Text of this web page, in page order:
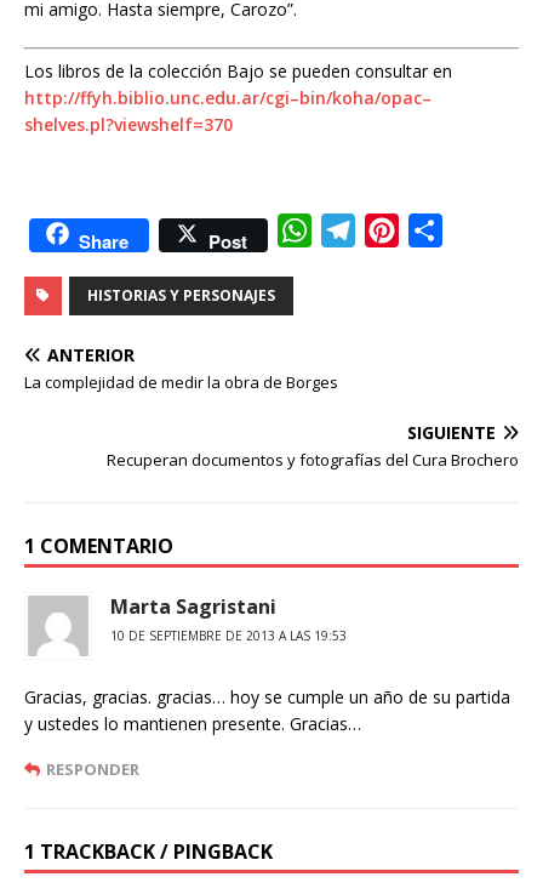
mi amigo. Hasta siempre, Carozo”.
Los libros de la colección Bajo se pueden consultar en
http://ffyh.biblio.unc.edu.ar/cgi–bin/koha/opac–
shelves.pl?viewshelf=370
Share Post
W
A
p
m
e
s
t
i
HISTORIAS Y PERSONAJES
ANTERIOR
La complejidad de medir la obra de Borges
SIGUIENTE
Recuperan documentos y fotografías del Cura Brochero
1 COMENTARIO
Marta Sagristani
10 DE SEPTIEMBRE DE 2013 A LAS 19:53
Gracias, gracias. gracias… hoy se cumple un año de su partida
y ustedes lo mantienen presente. Gracias…
RESPONDER
1 TRACKBACK / PINGBACK